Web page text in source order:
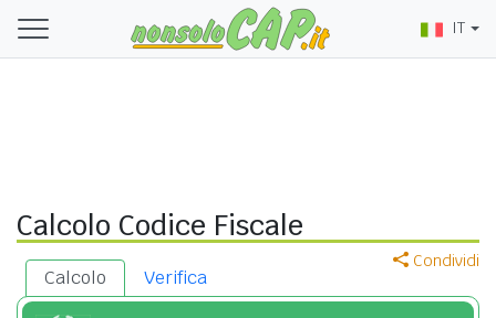
IT
Calcolo Codice Fiscale
Condividi
Calcolo Verifica